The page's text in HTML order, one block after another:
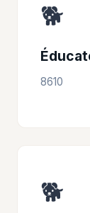
🐕
8610
🐕